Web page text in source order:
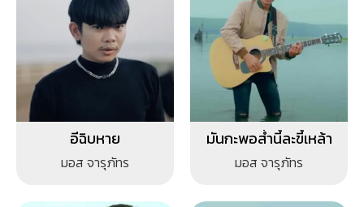
อีฉิบหาย
มอส จารุภัทร
มันกะพอส่ำนี้ละขี้เหล้า
มอส จารุภัทร